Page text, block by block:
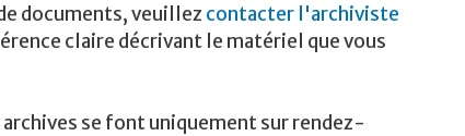
documents, veuillez contacter l'archiviste
claire décrivant le matériel que vous
archives se font uniquement sur rendez-